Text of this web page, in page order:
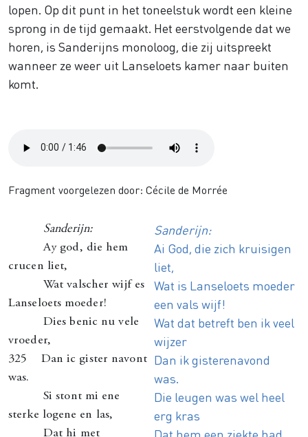
lopen. Op dit punt in het toneelstuk wordt een kleine
sprong in de tijd gemaakt. Het eerstvolgende dat we
horen, is Sanderijns monoloog, die zij uitspreekt
wanneer ze weer uit Lanseloets kamer naar buiten
komt.
file
Fragment voorgelezen door: Cécile de Morrée
Sanderijn:
Ay god, die hem
crucen liet,
Wat valscher wijf es
Lanseloets moeder!
Dies benic nu vele
vroeder,
325 Dan ic gister navont
was.
Si stont mi ene
sterke logene en las,
Dat hi met
Sanderijn:
Ai God, die zich kruisigen
liet,
Wat is Lanseloets moeder
een vals wijf!
Wat dat betreft ben ik veel
wijzer
Dan ik gisterenavond
was.
Die leugen was wel heel
erg kras
Dat hem een ziekte had